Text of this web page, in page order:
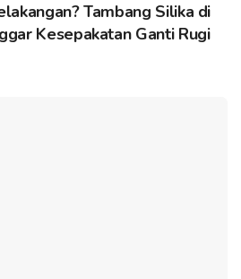
Tambang Silika di
Kesepakatan Ganti Rugi